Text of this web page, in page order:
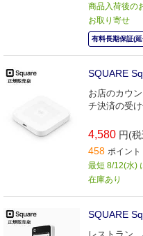
商品入荷後の
お取り寄せ
有料長期保証(
SQUARE
お店のカウ
チ決済の受
4,580 円(
458 ポイン
最短 8/12(水)
在庫あり
SQUARE